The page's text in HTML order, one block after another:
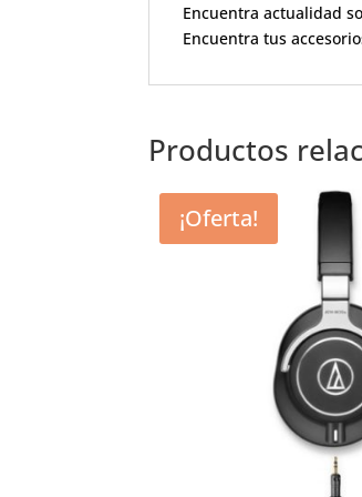
Encuentra actualidad
Encuentra tus
Productos
¡Oferta!